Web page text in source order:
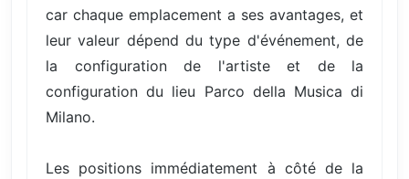
car chaque emplacement a ses avantages, et
leur valeur dépend du type d'événement, de
la configuration de l'artiste et de la
configuration du lieu Parco della Musica di
Milano.
Les positions immédiatement à côté de la